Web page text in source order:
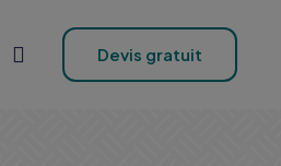
Devis gratuit